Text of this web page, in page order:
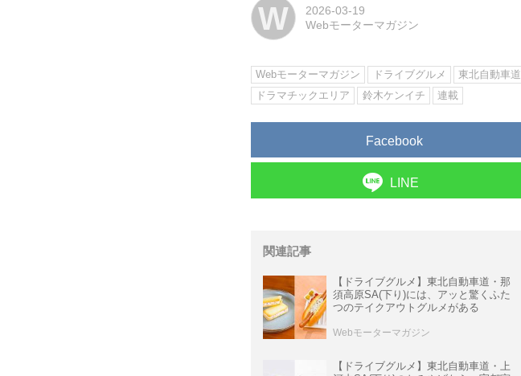
W
2026-03-19
Webモーターマガジン
Webモーターマガジン ドライブグルメ 東北自動車道
ドラマチックエリア
鈴木ケンイチ 連載
Facebook
LINE
関連記事
【ドライブグルメ】東北自動車道・那
須高原SA(下り)には、アッと驚くふた
つのテイクアウトグルメがある
Webモーターマガジン
【ドライブグルメ】東北自動車道・上